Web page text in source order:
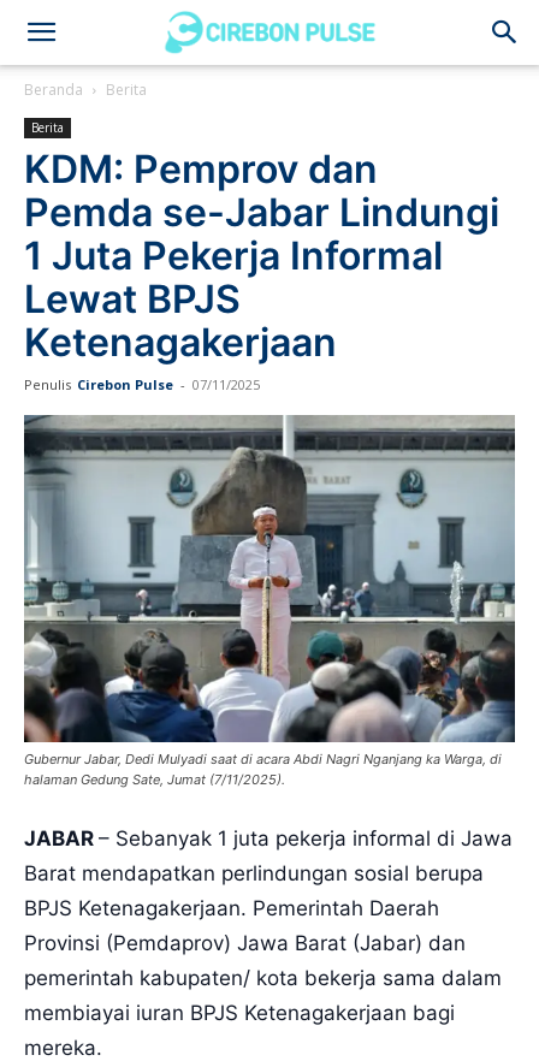
Cirebon
Pulse
Beranda Berita
Berita
KDM: Pemprov dan
Pemda se-Jabar Lindungi
1 Juta Pekerja Informal
Lewat BPJS
Ketenagakerjaan
Penulis Cirebon Pulse - 07/11/2025
Gubernur Jabar, Dedi Mulyadi saat di acara Abdi Nagri Nganjang ka Warga, di
halaman Gedung Sate, Jumat (7/11/2025).
JABAR – Sebanyak 1 juta pekerja informal di Jawa
Barat mendapatkan perlindungan sosial berupa
BPJS Ketenagakerjaan. Pemerintah Daerah
Provinsi (Pemdaprov) Jawa Barat (Jabar) dan
pemerintah kabupaten/ kota bekerja sama dalam
membiayai iuran BPJS Ketenagakerjaan bagi
mereka.